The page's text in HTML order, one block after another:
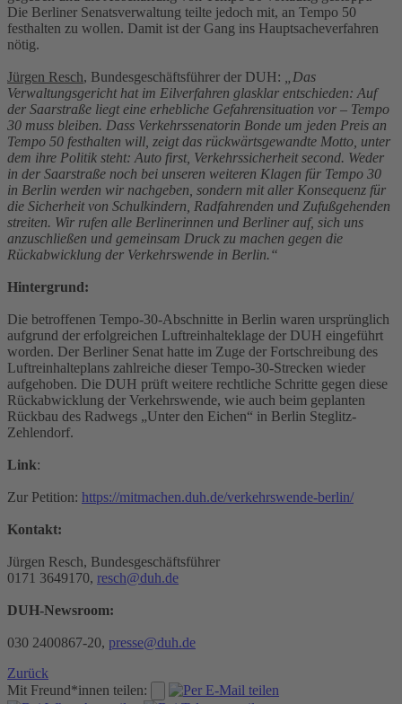
Die Berliner Senatsverwaltung teilte jedoch mit, an Tempo 50
festhalten zu wollen. Damit ist der Gang ins Hauptsacheverfahren
nötig.
Jürgen Resch, Bundesgeschäftsführer der DUH:
„Das
Verwaltungsgericht hat im Eilverfahren glasklar entschieden: Auf
der Saarstraße liegt eine erhebliche Gefahrensituation vor – Tempo
30 muss bleiben. Dass Verkehrssenatorin Bonde um jeden Preis an
Tempo 50 festhalten will, zeigt das rückwärtsgewandte Motto, unter
dem ihre Politik steht: Auto first, Verkehrssicherheit second. Weder
in der Saarstraße noch bei unseren weiteren Klagen für Tempo 30
in Berlin werden wir nachgeben, sondern mit aller Konsequenz für
die Sicherheit von Schulkindern, Radfahrenden und Zufußgehenden
streiten. Wir rufen alle Berlinerinnen und Berliner auf, sich uns
anzuschließen und gemeinsam Druck zu machen gegen die
Rückabwicklung der Verkehrswende in Berlin.“
Hintergrund:
Die betroffenen Tempo-30-Abschnitte in Berlin waren ursprünglich
aufgrund der erfolgreichen Luftreinhalteklage der DUH eingeführt
worden. Der Berliner Senat hatte im Zuge der Fortschreibung des
Luftreinhalteplans zahlreiche dieser Tempo-30-Strecken wieder
aufgehoben. Die DUH prüft weitere rechtliche Schritte gegen diese
Rückabwicklung der Verkehrswende, wie auch beim geplanten
Rückbau des Radwegs „Unter den Eichen“ in Berlin Steglitz-
Zehlendorf.
Link:
Zur Petition: https://mitmachen.duh.de/verkehrswende-berlin/
Kontakt:
Jürgen Resch, Bundesgeschäftsführer
0171 3649170, resch@duh.de
DUH-Newsroom:
030 2400867-20, presse@duh.de
Zurück
Mit Freund*innen teilen: